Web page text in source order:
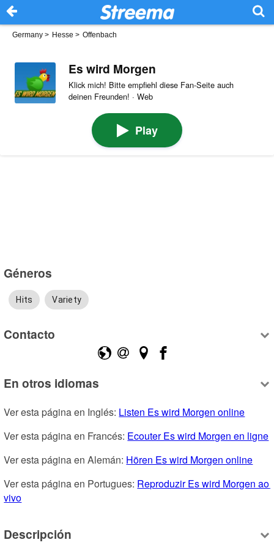
Germany > Hesse > Offenbach
Es wird Morgen
Klick mich! Bitte empfiehl diese Fan-Seite auch
deinen Freunden! · Web
Play
Géneros
Hits Variety
Contacto
En otros idiomas
Ver esta página en Inglés: Listen Es wird Morgen online
Ver esta página en Francés: Ecouter Es wird Morgen en ligne
Ver esta página en Alemán: Hören Es wird Morgen online
Ver esta página en Portugues: Reproduzir Es wird Morgen ao
vivo
Descripción